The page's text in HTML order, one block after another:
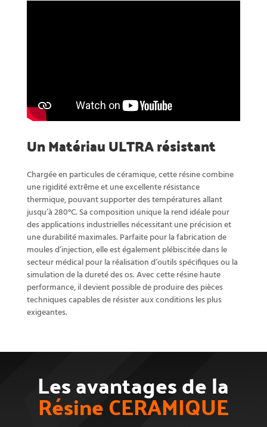
Un Matériau ULTRA résistant
Chargée en particules de céramique, cette résine combine
une rigidité extrême et une excellente résistance
thermique, pouvant supporter des températures allant
jusqu’à 280°C. Sa composition unique la rend idéale pour
des applications industrielles nécessitant une précision et
une durabilité maximales. Parfaite pour la fabrication de
moules d’injection, elle est également plébiscitée dans le
secteur médical pour la réalisation d’outils spécifiques ou la
simulation de la dureté des os. Avec cette résine haute
performance, il devient possible de produire des pièces
techniques capables de résister aux conditions les plus
exigeantes.
Les avantages de la
Résine CERAMIQUE